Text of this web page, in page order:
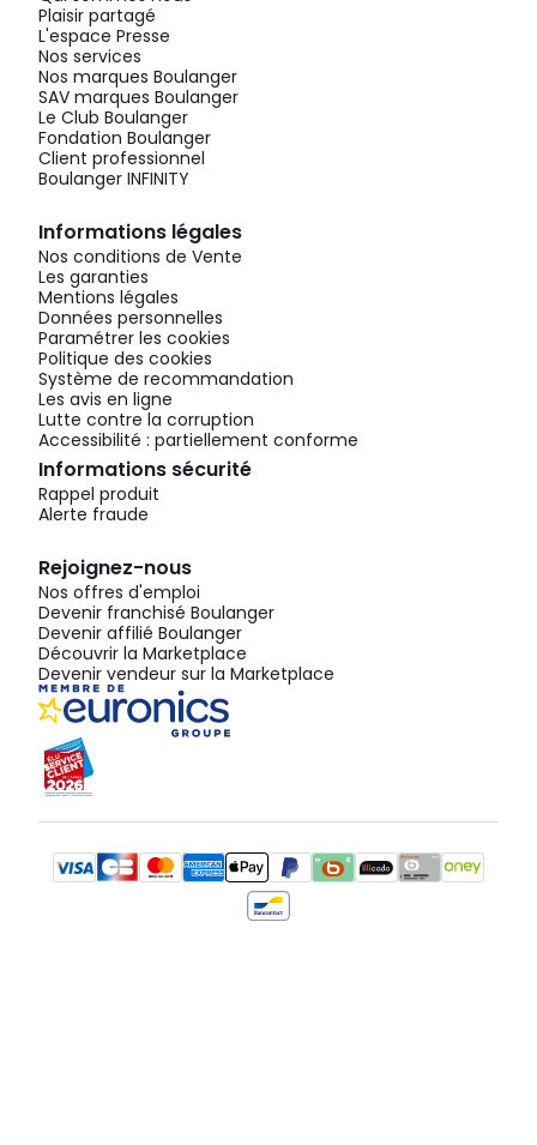
Plaisir partagé
L'espace Presse
Nos services
Nos marques Boulanger
SAV marques Boulanger
Le Club Boulanger
Fondation Boulanger
Client professionnel
Boulanger INFINITY
Informations légales
Nos conditions de Vente
Les garanties
Mentions légales
Données personnelles
Paramétrer les cookies
Politique des cookies
Système de recommandation
Les avis en ligne
Lutte contre la corruption
Accessibilité : partiellement conforme
Informations sécurité
Rappel produit
Alerte fraude
Rejoignez-nous
Nos offres d'emploi
Devenir franchisé Boulanger
Devenir affilié Boulanger
Découvrir la Marketplace
Devenir vendeur sur la Marketplace